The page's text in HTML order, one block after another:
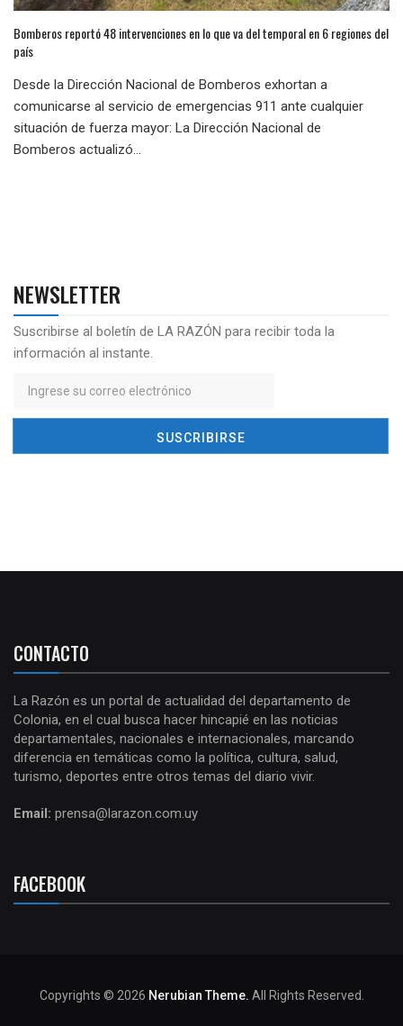
Bomberos reportó 48 intervenciones en lo que va del temporal en 6 regiones del
país
Desde la Dirección Nacional de Bomberos exhortan a
comunicarse al servicio de emergencias 911 ante cualquier
situación de fuerza mayor: La Dirección Nacional de
Bomberos actualizó...
NEWSLETTER
Suscribirse al boletín de LA RAZÓN para recibir toda la
información al instante.
CONTACTO
La Razón es un portal de actualidad del departamento de
Colonia, en el cual busca hacer hincapié en las noticias
departamentales, nacionales e internacionales, marcando
diferencia en temáticas como la política, cultura, salud,
turismo, deportes entre otros temas del diario vivir.
Email: prensa@larazon.com.uy
FACEBOOK
Copyrights © 2026 Nerubian Theme. All Rights Reserved.